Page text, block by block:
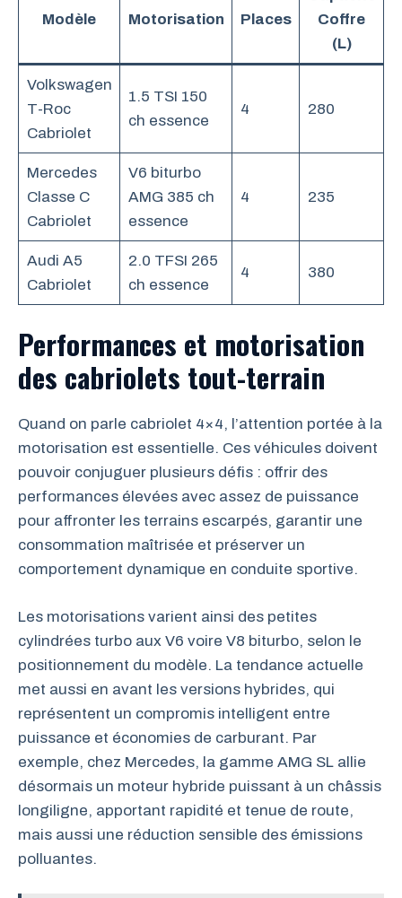
Modèle Motorisation Places
Coffre
(L)
Volkswagen
T-Roc
Cabriolet
1.5 TSI 150
ch essence
4 280
Mercedes
Classe C
Cabriolet
V6 biturbo
AMG 385 ch
essence
4 235
Audi A5
Cabriolet
2.0 TFSI 265
ch essence
4 380
Performances et motorisation
des cabriolets tout-terrain
Quand on parle cabriolet 4×4, l’attention portée à la
motorisation est essentielle. Ces véhicules doivent
pouvoir conjuguer plusieurs défis : offrir des
performances élevées avec assez de puissance
pour affronter les terrains escarpés, garantir une
consommation maîtrisée et préserver un
comportement dynamique en conduite sportive.
Les motorisations varient ainsi des petites
cylindrées turbo aux V6 voire V8 biturbo, selon le
positionnement du modèle. La tendance actuelle
met aussi en avant les versions hybrides, qui
représentent un compromis intelligent entre
puissance et économies de carburant. Par
exemple, chez Mercedes, la gamme AMG SL allie
désormais un moteur hybride puissant à un châssis
longiligne, apportant rapidité et tenue de route,
mais aussi une réduction sensible des émissions
polluantes.